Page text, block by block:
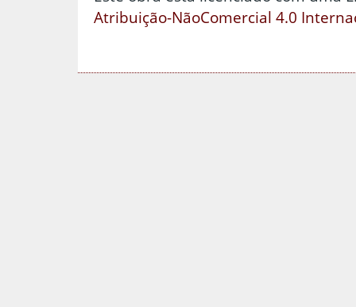
Atribuição-NãoComercial 4.0